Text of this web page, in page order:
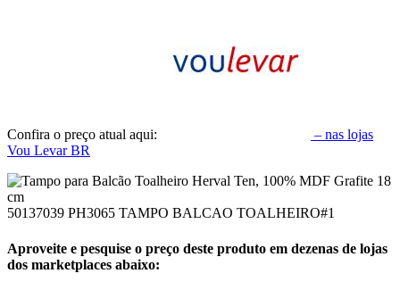
Confira o preço atual aqui:
– nas lojas
Vou Levar BR
50137039 PH3065 TAMPO BALCAO TOALHEIRO#1
Aproveite e pesquise o preço deste produto em dezenas de lojas
dos marketplaces abaixo: